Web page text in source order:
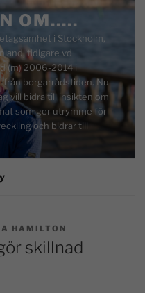
OM…..
i Stockholm,
tidigare vd
(m) 2006-2014 i
från borgarrådstiden. Nu
vill bidra till insikten om
som ger utrymme för
och bidrar till
HAMILTON
skillnad